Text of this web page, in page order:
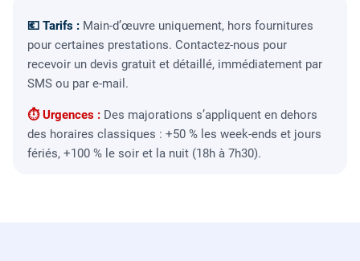
💶 Tarifs : Main-d’œuvre uniquement, hors fournitures
pour certaines prestations. Contactez-nous pour
recevoir un devis gratuit et détaillé, immédiatement par
SMS ou par e-mail.
⏱ Urgences : Des majorations s’appliquent en dehors
des horaires classiques : +50 % les week-ends et jours
fériés, +100 % le soir et la nuit (18h à 7h30).